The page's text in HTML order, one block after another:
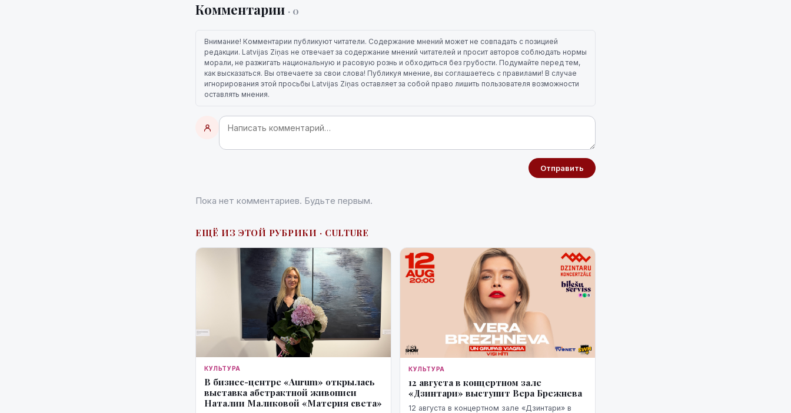
Комментарии · 0
Внимание! Комментарии публикуют читатели. Содержание мнений может не совпадать с позицией
редакции. Latvijas Ziņas не отвечает за содержание мнений читателей и просит авторов соблюдать нормы
морали, не разжигать национальную и расовую рознь и обходиться без грубости. Подумайте перед тем,
как высказаться. Вы отвечаете за свои слова! Публикуя мнение, вы соглашаетесь с правилами! В случае
игнорирования этой просьбы Latvijas Ziņas оставляет за собой право лишить пользователя возможности
оставлять мнения.
Отправить
Пока нет комментариев. Будьте первым.
ЕЩЁ ИЗ ЭТОЙ РУБРИКИ · CULTURE
КУЛЬТУРА
В бизнес-центре «Aurum» открылась
выставка абстрактной живописи
Наталии Маликовой «Материя света»
КУЛЬТУРА
12 августа в концертном зале
«Дзинтари» выступит Вера Брежнева
12 августа в концертном зале «Дзинтари» в